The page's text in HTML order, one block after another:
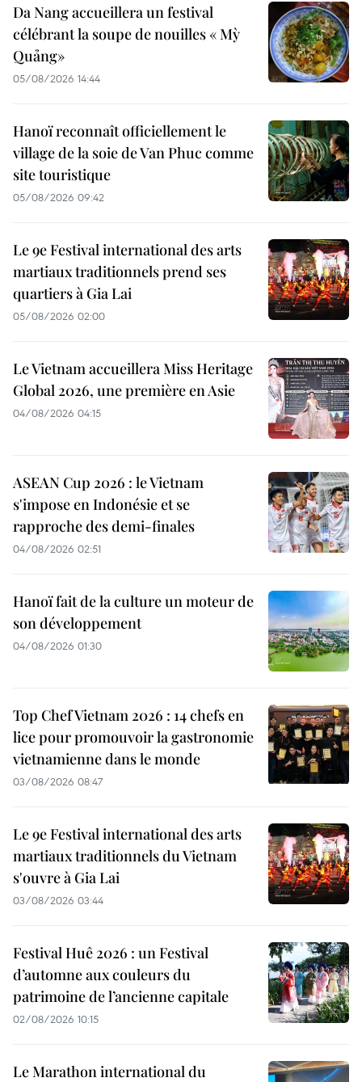
Da Nang accueillera un festival
célébrant la soupe de nouilles « Mỳ
Quảng»
05/08/2026 14:44
Hanoï reconnaît officiellement le
village de la soie de Van Phuc comme
site touristique
05/08/2026 09:42
Le 9e Festival international des arts
martiaux traditionnels prend ses
quartiers à Gia Lai
05/08/2026 02:00
Le Vietnam accueillera Miss Heritage
Global 2026, une première en Asie
04/08/2026 04:15
ASEAN Cup 2026 : le Vietnam
s'impose en Indonésie et se
rapproche des demi-finales
04/08/2026 02:51
Hanoï fait de la culture un moteur de
son développement
04/08/2026 01:30
Top Chef Vietnam 2026 : 14 chefs en
lice pour promouvoir la gastronomie
vietnamienne dans le monde
03/08/2026 08:47
Le 9e Festival international des arts
martiaux traditionnels du Vietnam
s'ouvre à Gia Lai
03/08/2026 03:44
Festival Huê 2026 : un Festival
d’automne aux couleurs du
patrimoine de l’ancienne capitale
02/08/2026 10:15
Le Marathon international du